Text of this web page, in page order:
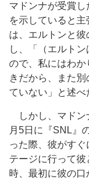
マドンナが受賞し
を示していると
は、エルトンと
し、「（エルト
ので、私にはわ
きだから、また
ていない」と述べ
しかし、マドン
月5日に『SNL』
った際、彼がす
テージに行って
時、最初に彼の口